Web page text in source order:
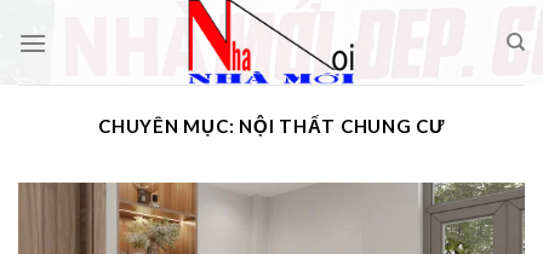
CHUYÊN MỤC: NỘI THẤT CHUNG CƯ